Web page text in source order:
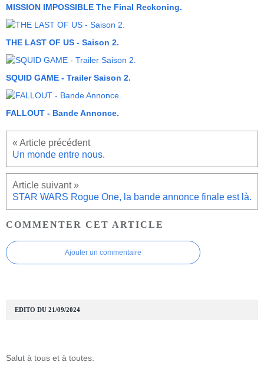
MISSION IMPOSSIBLE The Final Reckoning.
THE LAST OF US - Saison 2.
SQUID GAME - Trailer Saison 2.
FALLOUT - Bande Annonce.
Un monde entre nous.
STAR WARS Rogue One, la bande annonce finale est là.
COMMENTER CET ARTICLE
Ajouter un commentaire
EDITO DU 21/09/2024
Salut à tous et à toutes.